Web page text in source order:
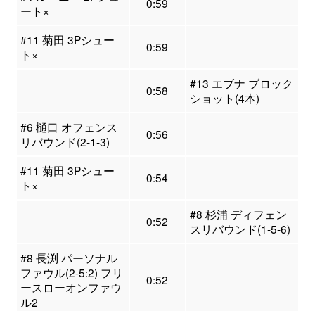
ート×
#11 菊田 3Pシュー
ト×
0:59
0:58
#13 エブナ ブロック
ショット(4本)
#6 樋口 オフェンス
リバウンド(2-1-3)
0:56
#11 菊田 3Pシュー
ト×
0:54
0:52
#8 杉浦 ディフェン
スリバウンド(1-5-6)
#8 長渕 パーソナル
ファウル(2-5:2) フリ
ースローオンファウ
ル2
0:52